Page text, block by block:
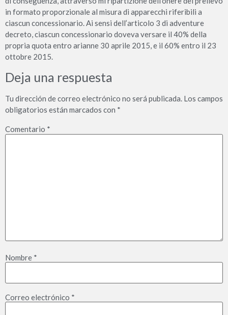
in formato proporzionale al misura di apparecchi riferibili a
ciascun concessionario. Ai sensi dell’articolo 3 di adventure
decreto, ciascun concessionario doveva versare il 40% della
propria quota entro arianne 30 aprile 2015, e il 60% entro il 23
ottobre 2015.
Deja una respuesta
Tu dirección de correo electrónico no será publicada. Los campos
obligatorios están marcados con *
Comentario *
Nombre *
Correo electrónico *